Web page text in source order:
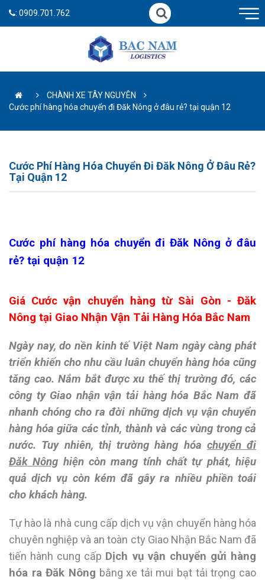
: 0909.701.762
CHÀNH XE TÂY NGUYÊN
Cước phí hàng hóa chuyển đi Đăk Nông ở đâu rẻ? tại quận 12
Cước Phí Hàng Hóa Chuyển Đi Đăk Nông Ở Đâu Rẻ?
Tại Quận 12
Cước phí hàng hóa chuyển đi Đăk Nông ở đâu
rẻ? tại quận 12
Giá Cước vận chuyển hàng từ Sài Gòn - Đăk
Nông tại Giao Nhận Vận Tải Hàng Hóa Bắc Nam
Ngày nay, do nền kinh tế Việt Nam ngày càng phát
triển khiến cho nhu cầu luân chuyển hàng hóa cũng
tăng cao. Nắm bắt được xu thế thị trường đó, các
công ty Giao nhận vận tải hàng hóa Bắc Nam đã
nhanh chóng cho ra đời những dịch vụ vận chuyển
hàng hóa giữa các tỉnh, thành và các vùng trong cả
nước. Tuy nhiên, thị trường hàng hóa chuyển đi
Đăk Nông hiện còn mang tính chất tự phát, hiệu
quả dịch vụ còn kém đã gây ra nhiều phiền toái
cho khách hàng.
Tự hào là nhà cung cấp dịch vụ vận chuyển hàng hóa
chuyên nghiệp và an toàn cty Giao Nhận Bắc Nam đã
tiến hành cung cấp Dịch vụ vận chuyển gửi hàng
hóa ra Đăk Nông bằng xe tải mui bạt tải trọng cao